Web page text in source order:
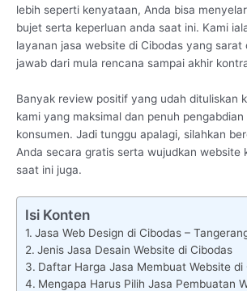
lebih seperti kenyataan, Anda bisa
bujet serta keperluan anda saat ini. Kami
layanan jasa website di Cibodas yang
jawab dari mula rencana sampai akhir
Banyak review positif yang udah dituliskan
kami yang maksimal dan penuh
konsumen. Jadi tunggu apalagi, silahkan
Anda secara gratis serta wujudkan website
saat ini juga.
Isi Konten
Jasa Web Design di Cibodas –
Jenis Jasa Desain Website di Cibodas
Daftar Harga Jasa Membuat Website di
Mengapa Harus Pilih Jasa Pembuatan